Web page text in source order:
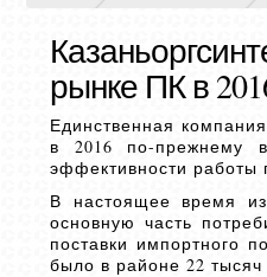
рынке ПК в
Единственная
в 2016 по-прежнему
эффективности работы
В настоящее время
основную часть
поставки импортного
было в районе 22 тысяч